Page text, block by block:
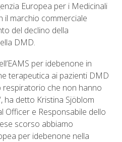
Europea per i Medicinali
il marchio commerciale
del declino della
DMD.
per idebenone in
terapeutica ai pazienti DMD
respiratorio che non hanno
ha detto Kristina Sjöblom
Officer e Responsabile dello
scorso abbiamo
per idebenone nella